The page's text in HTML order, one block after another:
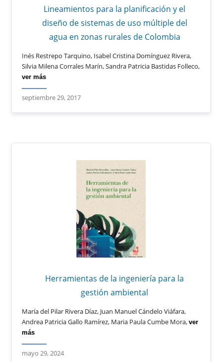
Lineamientos para la planificación y el
diseño de sistemas de uso múltiple del
agua en zonas rurales de Colombia
Inés Restrepo Tarquino, Isabel Cristina Domínguez Rivera,
Silvia Milena Corrales Marín, Sandra Patricia Bastidas Folleco,
ver más
septiembre 29, 2017
Herramientas de la ingeniería para la
gestión ambiental
María del Pilar Rivera Díaz, Juan Manuel Cándelo Viáfara,
Andrea Patricia Gallo Ramírez, Maria Paula Cumbe Mora,ver
más
mayo 29, 2024